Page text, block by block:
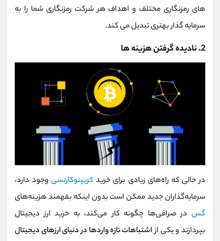
های رمزنگاری مختلف و اهداف هر شرکت رمزنگاری شما را به
سرمایه گذار بهتری تبدیل می کند.
2. نادیده گرفتن هزینه ها
در حالی که راه‌های زیادی برای خرید کریپتوکارنسیوجود دارد،
سرمایه‌گذاران جدید ممکن است بدون اینکه بفهمند هزینه‌های
گس در صرافی‌ها چگونه کار می‌کند، به خرید ارز دیجیتال
بپردازند و یکی ازاشتباهات تازه واردها در دنیای ارزهای دیجیتال